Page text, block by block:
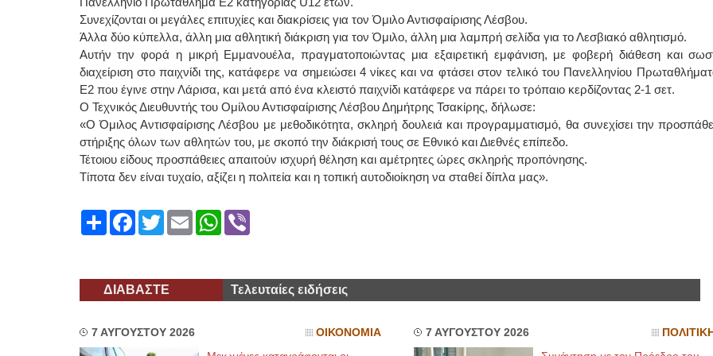
Συνεχίζονται οι μεγάλες επιτυχίες και διακρίσεις για τον Όμιλο Αντισφαίρισης Λέσβου.
Άλλα δύο κύπελλα, άλλη μια αθλητική διάκριση για τον Όμιλο, άλλη μια λαμπρή σελίδα για το Λεσβιακό αθλητισμό.
Αυτήν την φορά η μικρή Εμμανουέλα, πραγματοποιώντας μια εξαιρετική εμφάνιση, με φοβερή διάθεση και
διαχείριση στο παιχνίδι της, κατάφερε να σημειώσει 4 νίκες και να φτάσει στον τελικό του Πανελληνίου
Ε2 που έγινε στην Λάρισα, και μετά από ένα κλειστό παιχνίδι κατάφερε να πάρει το τρόπαιο κερδίζοντας 2-1 σετ.
Ο Τεχνικός Διευθυντής του Ομίλου Αντισφαίρισης Λέσβου Δημήτρης Τσακίρης, δήλωσε:
«Ο Όμιλος Αντισφαίρισης Λέσβου με μεθοδικότητα, σκληρή δουλειά και προγραμματισμό, θα συνεχίσει την
στήριξης όλων των αθλητών του, με σκοπό την διάκρισή τους σε Εθνικό και Διεθνές επίπεδο.
Τέτοιου είδους προσπάθειες απαιτούν ισχυρή θέληση και αμέτρητες ώρες σκληρής προπόνησης.
Τίποτα δεν είναι τυχαίο, αξίζει η πολιτεία και η τοπική αυτοδιοίκηση να σταθεί δίπλα μας».
ShareFacebook
TwitterEmailWhatsApp
Viber
ΔΙΑΒΑΣΤΕ Τελευταίες ειδήσεις
7 ΑΥΓΟΥΣΤΟΥ 2026 ΟΙΚΟΝΟΜΙΑ 7 ΑΥΓΟΥΣΤΟΥ 2026 ΠΟΛΙΤΙΚΗ
ΙΩΑΝΝΗΣ Α. ΜΑΛΛΙΑΣ
ΧΕΙΡΟΥΡΓΟΣ
ΟΦΘΑΛΜΙΑΤΡΟΣ
Διδάκτωρ Ιατρικής Σχολής
Πανεπιστημίου Αθηνών
Καβέτσου 10, Μυτιλήνη, τηλ:
2251038065
Χειρουργός Ωτορινολαρυγγολόγος